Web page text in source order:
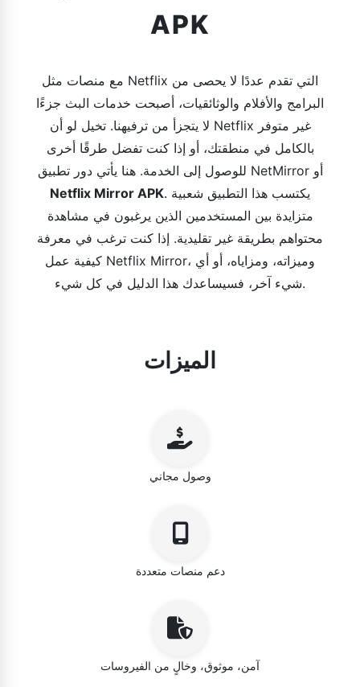
APK
مع منصات مثل Netflix التي تقدم عددًا لا يحصى من
البرامج والأفلام والوثائقيات، أصبحت خدمات البث جزءًا
لا يتجزأ من ترفيهنا. تخيل لو أن Netflix غير متوفر
بالكامل في منطقتك، أو إذا كنت تفضل طرقًا أخرى
للوصول إلى الخدمة. هنا يأتي دور تطبيق NetMirror أو
Netflix Mirror APK. يكتسب هذا التطبيق شعبية
متزايدة بين المستخدمين الذين يرغبون في مشاهدة
محتواهم بطريقة غير تقليدية. إذا كنت ترغب في معرفة
كيفية عمل Netflix Mirror، وميزاته، ومزاياه، أو أي
شيء آخر، فسيساعدك هذا الدليل في كل شيء.
الميزات
وصول مجاني
دعم منصات متعددة
آمن، موثوق، وخالٍ من الفيروسات